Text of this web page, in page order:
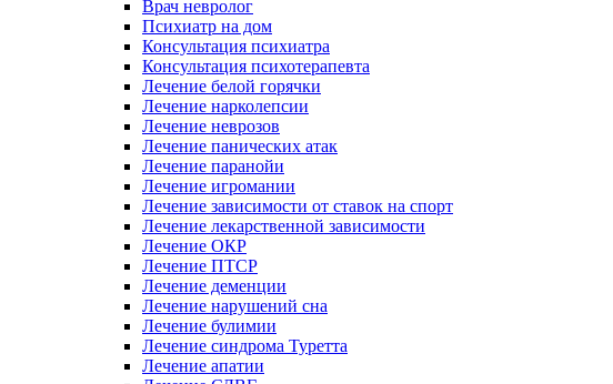
Врач невролог
Психиатр на дом
Консультация психиатра
Консультация психотерапевта
Лечение белой горячки
Лечение нарколепсии
Лечение неврозов
Лечение панических атак
Лечение паранойи
Лечение игромании
Лечение зависимости от ставок на спорт
Лечение лекарственной зависимости
Лечение ОКР
Лечение ПТСР
Лечение деменции
Лечение нарушений сна
Лечение булимии
Лечение синдрома Туретта
Лечение апатии